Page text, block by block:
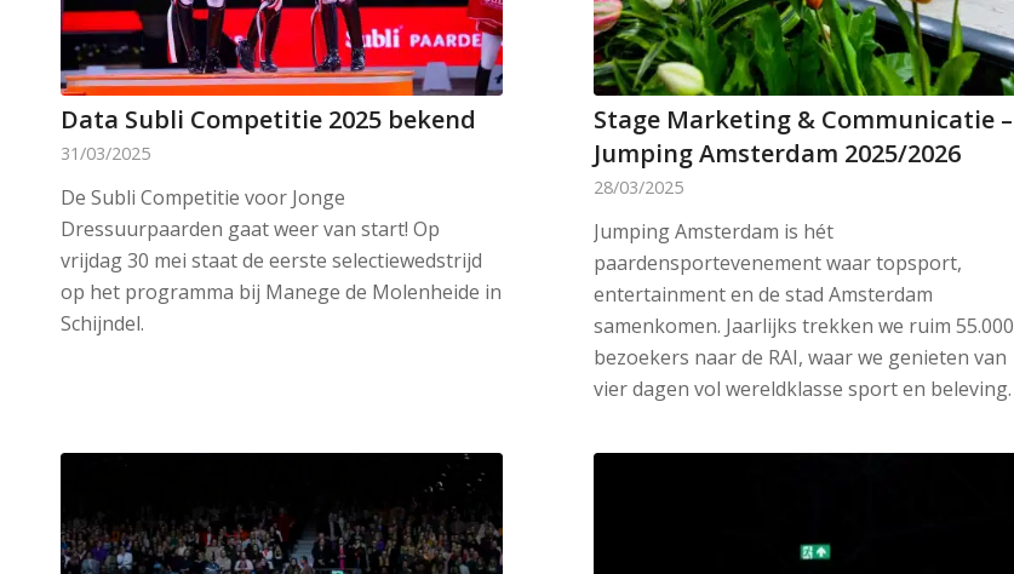
Data Subli Competitie 2025 bekend
31/03/2025
De Subli Competitie voor Jonge
Dressuurpaarden gaat weer van start! Op
vrijdag 30 mei staat de eerste selectiewedstrijd
op het programma bij Manege de Molenheide in
Schijndel.
Stage Marketing & Communicatie –
Jumping Amsterdam 2025/2026
28/03/2025
Jumping Amsterdam is hét
paardensportevenement waar topsport,
entertainment en de stad Amsterdam
samenkomen. Jaarlijks trekken we ruim 55.000
bezoekers naar de RAI, waar we genieten van
vier dagen vol wereldklasse sport en beleving.